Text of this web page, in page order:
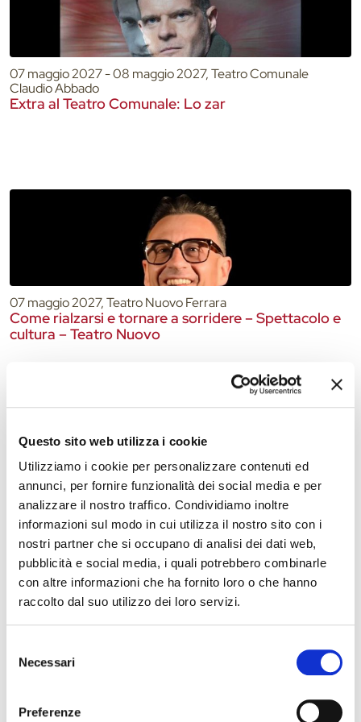
Questo sito web utilizza i cookie
Utilizziamo i cookie per personalizzare contenuti ed
annunci, per fornire funzionalità dei social media e per
analizzare il nostro traffico. Condividiamo inoltre
informazioni sul modo in cui utilizza il nostro sito con i
nostri partner che si occupano di analisi dei dati web,
pubblicità e social media, i quali potrebbero combinarle
con altre informazioni che ha fornito loro o che hanno
raccolto dal suo utilizzo dei loro servizi.
delNecessari
Preferenze
07 maggio 2027 - 08 maggio 2027, Teatro Comunale
Claudio Abbado
Extra al Teatro Comunale: Lo zar
07 maggio 2027, Teatro Nuovo Ferrara
Come rialzarsi e tornare a sorridere – Spettacolo e
cultura – Teatro Nuovo
08 maggio 2027, Teatro Nuovo Ferrara
Alice nel Paese delle Meraviglie. Musical – Musical &
Family Show – Teatro Nuovo